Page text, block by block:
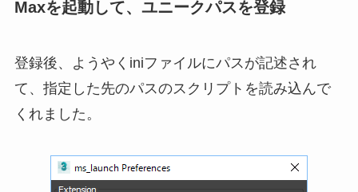
Maxを起動して、ユニークパスを登録
登録後、ようやくiniファイルにパスが記述され
て、指定した先のパスのスクリプトを読み込んで
くれました。